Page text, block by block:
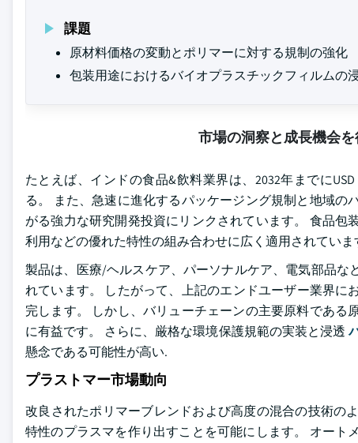
課題
原材料価格の変動とポリマーに対する規制の強化
包装用途におけるバイオプラスチックフィルムの
市場の洞察と成長機会を
たとえば、インドの食品&飲料業界は、2032年までに
る。 また、急速に進化するパッケージング規制と地域
がる強力な研究開発投資にリンクされています。 食品
利用などの優れた特性の組み合わせに広く適用されていま
製品は、医療/ヘルスケア、パーソナルケア、電気部品
れています。 したがって、上記のエンドユーザー業界に
完します。 しかし、バリューチェーンの主要原料であ
に有益です。 さらに、厳格な環境保護規範の実装と浸透
懸念である可能性が高い.
プラストマー市場動向
改良されたポリマーブレンドおよび高度の混合の技術の
特性のプラスマを作り出すことを可能にします。 オー